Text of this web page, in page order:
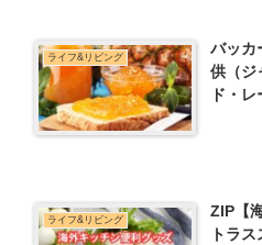
ライフ&リビング
バッカ
供（ジ
ド・
ライフ&リビング
ZIP【
トラ